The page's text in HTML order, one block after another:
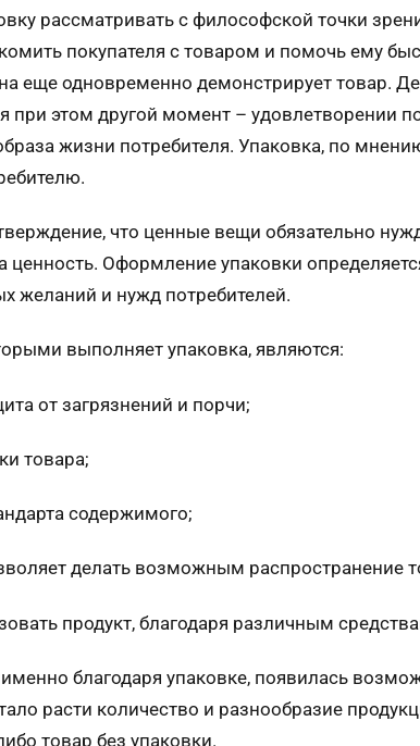
рассматривать с философской точки
покупателя с товаром и помочь ему
еще одновременно демонстрирует товар.
при этом другой момент – удовлетворении
жизни потребителя. Упаковка, по
что ценные вещи обязательно
ценность. Оформление упаковки
желаний и нужд потребителей.
выполняет упаковка, являются:
от загрязнений и порчи;
товара;
содержимого;
делать возможным распространение
продукт, благодаря различным
благодаря упаковке, появилась
расти количество и разнообразие
товар без упаковки.